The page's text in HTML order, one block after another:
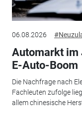
06.08.2026
Automarkt im
E-Auto-Boom
Die Nachfrage nach
Fachleuten zufolge
allem chinesische